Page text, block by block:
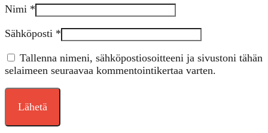
Nimi *
Sähköposti *
Tallenna nimeni, sähköpostiosoitteeni ja sivustoni tähän
selaimeen seuraavaa kommentointikertaa varten.